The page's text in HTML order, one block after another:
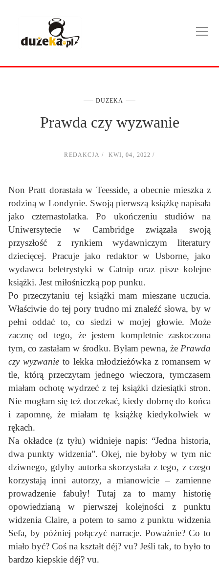
DUZEKA
Prawda czy wyzwanie
REDAKCJA KWI, 04, 2022
Non Pratt dorastała w Teesside, a obecnie mieszka z
rodziną w Londynie. Swoją pierwszą książkę napisała
jako czternastolatka. Po ukończeniu studiów na
Uniwersytecie w Cambridge związała swoją
przyszłość z rynkiem wydawniczym literatury
dziecięcej. Pracuje jako redaktor w Usborne, jako
wydawca beletrystyki w Catnip oraz pisze kolejne
książki. Jest miłośniczką pop punku.
Po przeczytaniu tej książki mam mieszane uczucia.
Właściwie do tej pory trudno mi znaleźć słowa, by w
pełni oddać to, co siedzi w mojej głowie. Może
zacznę od tego, że jestem kompletnie zaskoczona
tym, co zastałam w środku. Byłam pewna, że Prawda
czy wyzwanieto lekka młodzieżówka z romansem w
tle, którą przeczytam jednego wieczora, tymczasem
miałam ochotę wydrzeć z tej książki dziesiątki stron.
Nie mogłam się też doczekać, kiedy dobrnę do końca
i zapomnę, że miałam tę książkę kiedykolwiek w
rękach.
Na okładce (z tyłu) widnieje napis: “Jedna historia,
dwa punkty widzenia”. Okej, nie byłoby w tym nic
dziwnego, gdyby autorka skorzystała z tego, z czego
korzystają inni autorzy, a mianowicie – zamienne
prowadzenie fabuły! Tutaj za to mamy historię
opowiedzianą w pierwszej kolejności z punktu
widzenia Claire, a potem to samo z punktu widzenia
Sefa, by później połączyć narracje. Poważnie? Co to
miało być? Coś na kształt déj? vu? Jeśli tak, to było to
bardzo kiepskie déj? vu.